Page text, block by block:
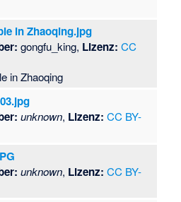
in Zhaoqing.jpg
gongfu_king, Lizenz: CC
in Zhaoqing
unknown, Lizenz: CC BY-
unknown, Lizenz: CC BY-